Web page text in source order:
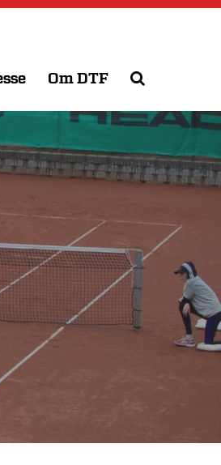
Om DTF